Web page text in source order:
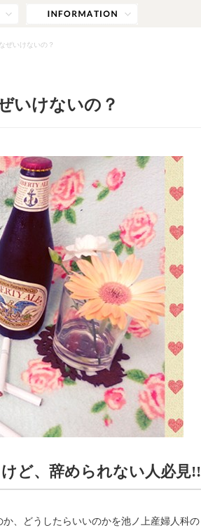
ぜいけないの？
いけないの？
ど、辞められない人必見!!
、どうしたらいいのかを池ノ上産婦人科の